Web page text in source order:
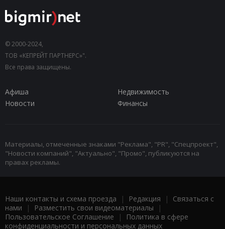
© 2000-2024,
ТОВ «КЕПРЕЙТ ПАРТНЕРС»".
Все права защищены.
Афиша
Недвижимость
Новости
Финансы
Материалы, отмеченные знаками "Реклама", "PR", "Спецпроект",
"Новости компаний", "Актуально", "Промо", публикуются на
правах рекламы.
Наши контакты и схема проезда | Редакция | Связаться с
нами | Разместить свои видеоматериалы |
Пользовательское Соглашение |
Политика в сфере
конфиденциальности и персональных данных